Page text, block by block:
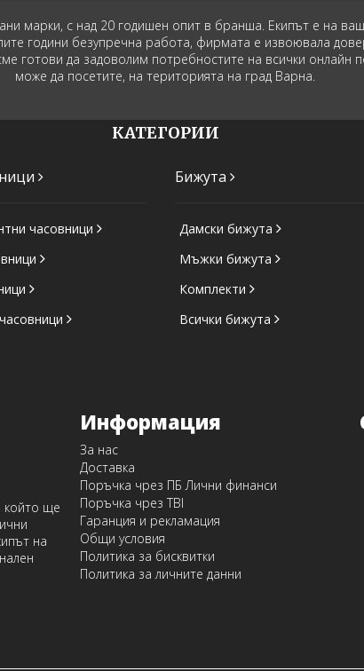
марки, с над 20 годишен опит в бранша. Екипът е на
години безупречна работа, фирмата е извоювала
готови да задоволим потребностите на всички
може да посетите, на територията на град Варна.
КАТЕГОРИИ
часовници
Бижута
Дамски бижута
Мъжки бижута
Комплекти
Всички бижута
който ще
на
Информация
За нас
Доставка
Поръчка чрез ПБ Лични финанси
Поръчка чрез TBI
Гаранция и рекламация
Общи условия
Политика за бисквитки
Политика за личните данни